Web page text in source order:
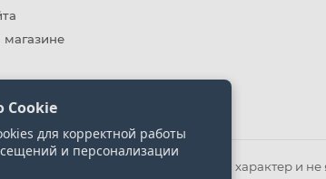
на сайте носит ознакомительный характер и не
Cookie
для корректной работы
и персонализации